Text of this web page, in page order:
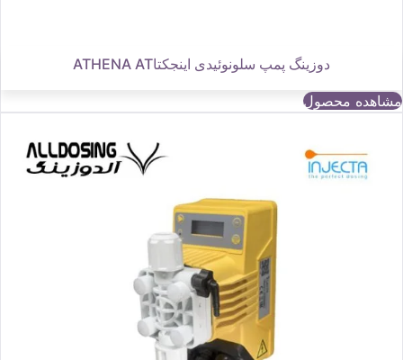
دوزینگ پمپ سلونوئیدی اینجکتاATHENA AT
مشاهده محصول